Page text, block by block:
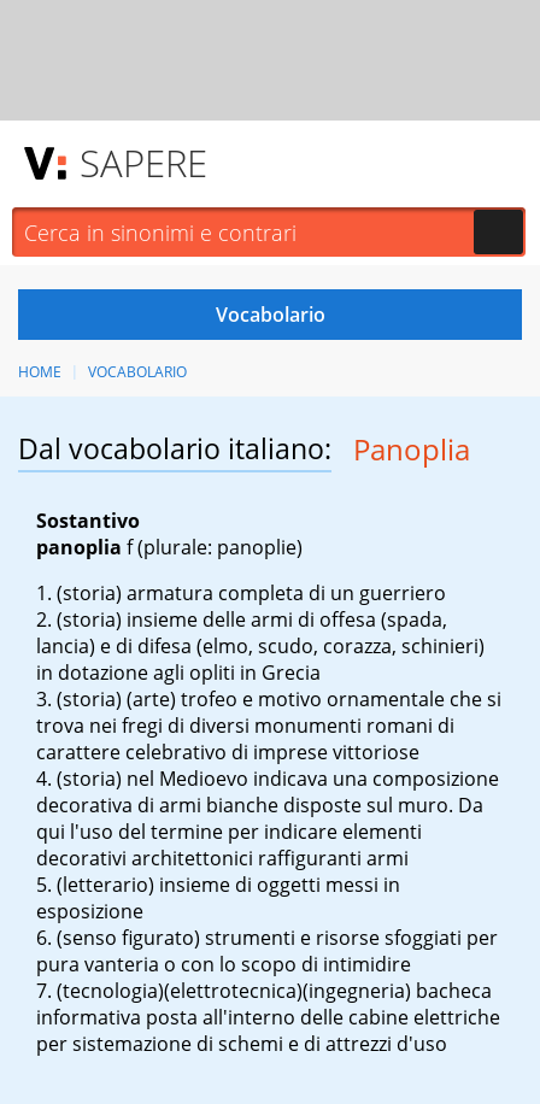
SAPERE
HOME VOCABOLARIO
Dal vocabolario italiano: Panoplia
Sostantivo
panoplia f(plurale: panoplie)
(storia) armatura completa di un guerriero
(storia) insieme delle armi di offesa (spada,
lancia) e di difesa (elmo, scudo, corazza, schinieri)
in dotazione agli opliti in Grecia
(storia) (arte) trofeo e motivo ornamentale che si
trova nei fregi di diversi monumenti romani di
carattere celebrativo di imprese vittoriose
(storia) nel Medioevo indicava una composizione
decorativa di armi bianche disposte sul muro. Da
qui l'uso del termine per indicare elementi
decorativi architettonici raffiguranti armi
(letterario) insieme di oggetti messi in
esposizione
(senso figurato) strumenti e risorse sfoggiati per
pura vanteria o con lo scopo di intimidire
(tecnologia)(elettrotecnica)(ingegneria) bacheca
informativa posta all'interno delle cabine elettriche
per sistemazione di schemi e di attrezzi d'uso